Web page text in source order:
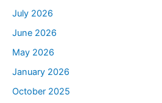
July 2026
June 2026
May 2026
January 2026
October 2025